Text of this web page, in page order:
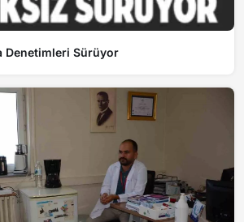
Denetimleri Sürüyor